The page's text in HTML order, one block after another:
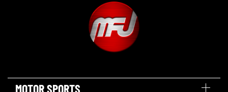
MOTOR SPORTS